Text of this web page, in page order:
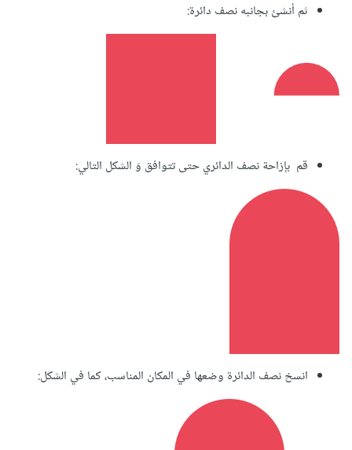
ثم أنشئ بجانبه نصف دائرة:
قم بإزاحة نصف الدائري حتى تتوافق وَ الشكل التالي:
انسخ نصف الدائرة وضعها في المكان المناسب، كما في الشكل: